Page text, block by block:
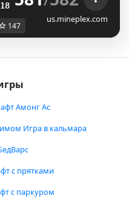
18 HOURS, 12 MINUTES
us.mineplex.com
147
Амонг Ас
Игра в кальмара
с прятками
с паркуром